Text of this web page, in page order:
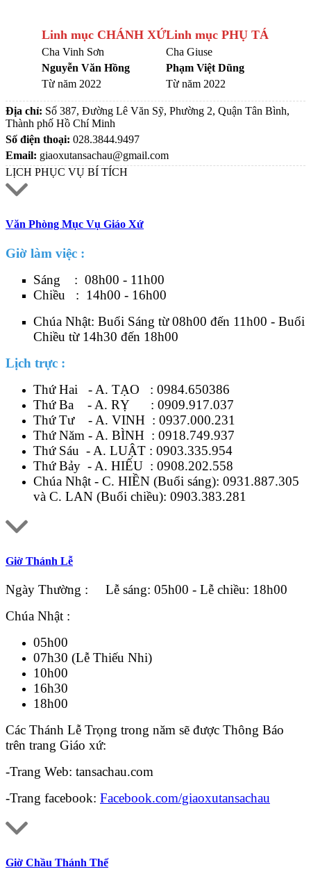
Linh mục CHÁNH XỨ
Cha Vinh Sơn
Nguyễn Văn Hồng
Từ năm 2022
Linh mục PHỤ TÁ
Cha Giuse
Phạm Việt Dũng
Từ năm 2022
Địa chỉ: Số 387, Đường Lê Văn Sỹ, Phường 2, Quận Tân Bình,
Thành phố Hồ Chí Minh
Số điện thoại: 028.3844.9497
Email: giaoxutansachau@gmail.com
LỊCH PHỤC VỤ BÍ TÍCH
Văn Phòng Mục Vụ Giáo Xứ
Giờ làm việc :
Sáng : 08h00 - 11h00
Chiều : 14h00 - 16h00
Chúa Nhật: Buổi Sáng từ 08h00 đến 11h00 - Buổi
Chiều từ 14h30 đến 18h00
Lịch trực :
Thứ Hai - A. TẠO : 0984.650386
Thứ Ba - A. RỴ : 0909.917.037
Thứ Tư - A. VINH : 0937.000.231
Thứ Năm - A. BÌNH : 0918.749.937
Thứ Sáu - A. LUẬT : 0903.335.954
Thứ Bảy - A. HIẾU : 0908.202.558
Chúa Nhật - C. HIỀN (Buổi sáng): 0931.887.305
và C. LAN (Buổi chiều): 0903.383.281
Giờ Thánh Lễ
Ngày Thường : Lễ sáng: 05h00 - Lễ chiều: 18h00
Chúa Nhật :
05h00
07h30 (Lễ Thiếu Nhi)
10h00
16h30
18h00
Các Thánh Lễ Trọng trong năm sẽ được Thông Báo
trên trang Giáo xứ:
-Trang Web: tansachau.com
-Trang facebook: Facebook.com/giaoxutansachau
Giờ Chầu Thánh Thể